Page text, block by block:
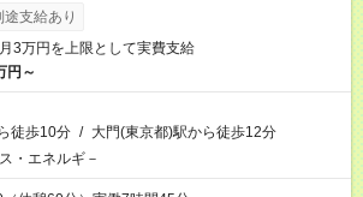
ス利用可（利用条件有）
支給あり
3万円を上限として実費支給
円～
徒歩10分 / 大門(東京都)駅から徒歩12分
・エネルギ－